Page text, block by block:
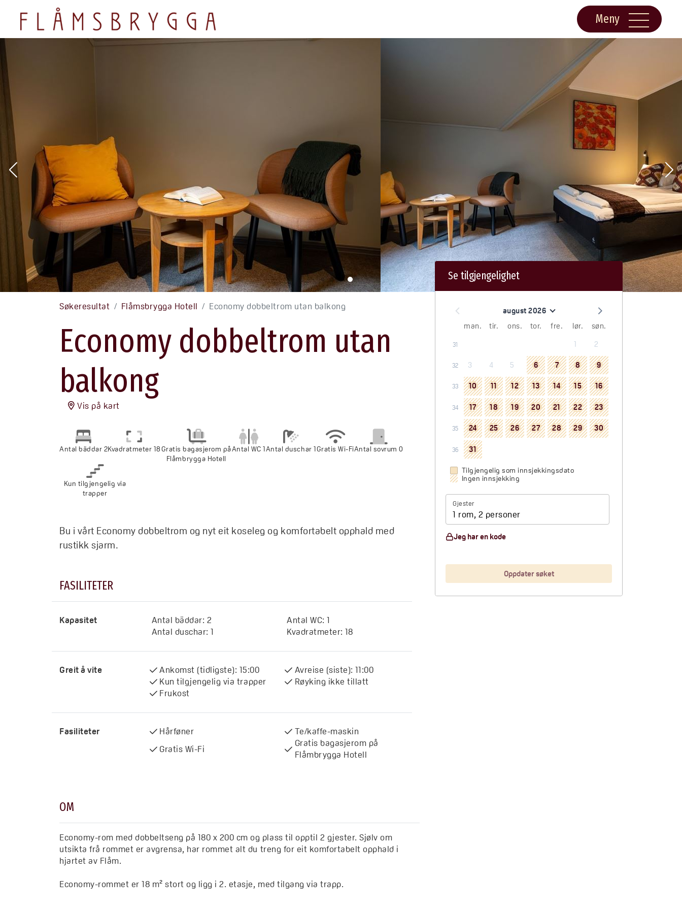
Meny
Om Flåmsbrygga
Reis til oss
Opningstider
Kontakt oss
Søkeresultat Flåmsbrygga Hotell Economy dobbeltrom utan balkong
Economy dobbeltrom utan
balkong
Vis på kart
Antal bäddar 2Kvadratmeter 18Gratis bagasjerom på
Flåmbrygga Hotell
Antal WC 1Antal duschar 1Gratis Wi-FiAntal sovrum 0
Kun tilgjengelig via
trapper
Bu i vårt Economy dobbeltrom og nyt eit koseleg og komfortabelt opphald med
rustikk sjarm.
FASILITETER
Kapasitet Antal bäddar: 2 Antal WC: 1
Antal duschar: 1 Kvadratmeter: 18
Greit å vite Ankomst (tidligste): 15:00 Avreise (siste): 11:00
Kun tilgjengelig via trapper
Røyking ikke tillatt
Frukost
Fasiliteter Hårføner
Te/kaffe-maskin
Gratis Wi-Fi
Gratis bagasjerom på
Flåmbrygga Hotell
OM
Economy-rom med dobbeltseng på 180 x 200 cm og plass til opptil 2 gjester. Sjølv om
utsikta frå rommet er avgrensa, har rommet alt du treng for eit komfortabelt opphald i
hjartet av Flåm.
Economy-rommet er 18 m² stort og ligg i 2. etasje, med tilgang via trapp.
Se tilgjengelighet
august 2026
man.
tir. ons. tor. fre. lør. søn.
31 1 2
32 3 4 5 6 7 8 9
33 10 11 12 13 14 15 16
34 17 18 19 20 21 22 23
35 24 25 26 27 28 29 30
36 31
Tilgjengelig som innsjekkingsdato
Ingen innsjekking
Gjester
1 rom, 2 personer
Jeg har en kode
Oppdater søket